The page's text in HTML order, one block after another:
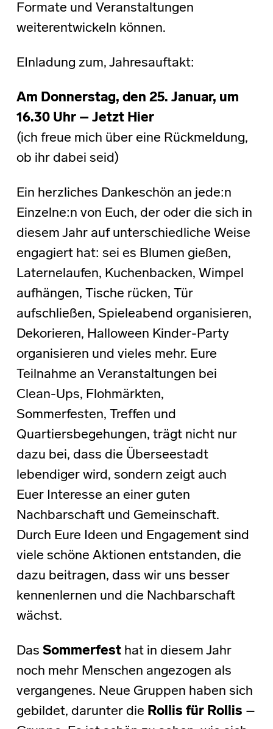
Formate und Veranstaltungen
weiterentwickeln können.
EInladung zum, Jahresauftakt:
Am Donnerstag, den 25. Januar, um
16.30 Uhr – Jetzt Hier
(ich freue mich über eine Rückmeldung,
ob ihr dabei seid)
Ein herzliches Dankeschön an jede:n
Einzelne:n von Euch, der oder die sich in
diesem Jahr auf unterschiedliche Weise
engagiert hat: sei es Blumen gießen,
Laternelaufen, Kuchenbacken, Wimpel
aufhängen, Tische rücken, Tür
aufschließen, Spieleabend organisieren,
Dekorieren, Halloween Kinder-Party
organisieren und vieles mehr. Eure
Teilnahme an Veranstaltungen bei
Clean-Ups, Flohmärkten,
Sommerfesten, Treffen und
Quartiersbegehungen, trägt nicht nur
dazu bei, dass die Überseestadt
lebendiger wird, sondern zeigt auch
Euer Interesse an einer guten
Nachbarschaft und Gemeinschaft.
Durch Eure Ideen und Engagement sind
viele schöne Aktionen entstanden, die
dazu beitragen, dass wir uns besser
kennenlernen und die Nachbarschaft
wächst.
Das Sommerfesthat in diesem Jahr
noch mehr Menschen angezogen als
vergangenes. Neue Gruppen haben sich
gebildet, darunter die Rollis für Rollis –